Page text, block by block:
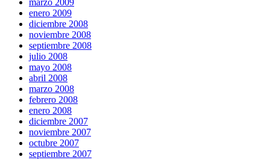
marzo 2009
enero 2009
diciembre 2008
noviembre 2008
septiembre 2008
julio 2008
mayo 2008
abril 2008
marzo 2008
febrero 2008
enero 2008
diciembre 2007
noviembre 2007
octubre 2007
septiembre 2007